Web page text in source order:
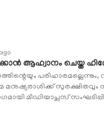
ആഹ്വാനം ചെയ്ത
മനുഷ്യരാശിക്ക് സുരക്ഷിതവും
മീഡിയാപ്ലസ്